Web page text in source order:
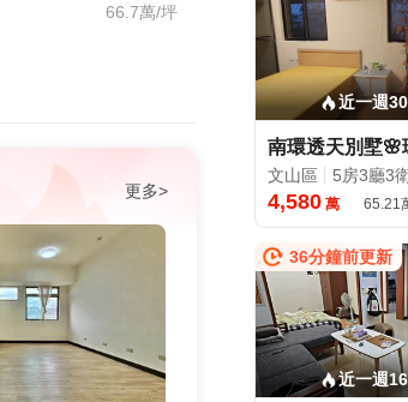
66.7萬/坪
更多>
近一週
文山區 5房3廳3
4,580 萬 65.21
36分鐘前更新
近一週